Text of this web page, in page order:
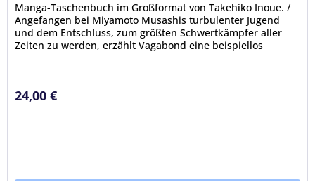
Manga-Taschenbuch im Großformat von Takehiko Inoue. /
Angefangen bei Miyamoto Musashis turbulenter Jugend
und dem Entschluss, zum größten Schwertkämpfer aller
Zeiten zu werden, erzählt Vagabond eine beispiellos
24,00 €